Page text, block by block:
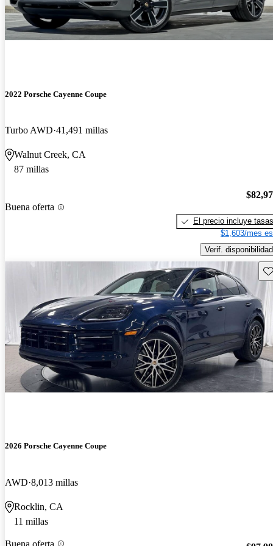
2022 Porsche Cayenne Coupe
Turbo AWD 41,491 millas
Walnut Creek, CA
87 millas
Buena oferta
El precio incluye tasas
$1,603/mes
Verif. disponibilidad
2026 Porsche Cayenne Coupe
AWD 8,013 millas
Rocklin, CA
11 millas
Buena oferta